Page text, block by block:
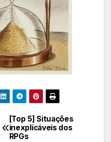
[Top 5] Situações
inexplicáveis dos
RPGs